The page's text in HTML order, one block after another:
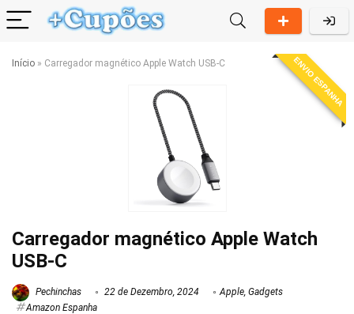
Início » Carregador magnético Apple Watch USB-C ENVIO ESPANHA
Carregador magnético Apple Watch
USB-C
Pechinchas 22 de Dezembro, 2024 Apple, Gadgets
Amazon Espanha